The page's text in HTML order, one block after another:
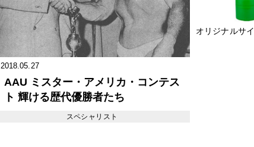
オリジナルサ
2018.05.27
AAU ミスター・アメリカ・コンテス
ト 輝ける歴代優勝者たち
スペシャリスト